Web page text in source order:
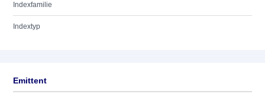
Indexfamilie
Indextyp
Emittent